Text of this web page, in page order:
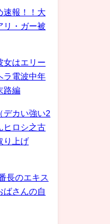
速報！！大
リ・ガー被
はエリー
ラ電波中年
路編
デカい強い2
ヒロシ之古
り上げ
長のエキス
ばさんの自